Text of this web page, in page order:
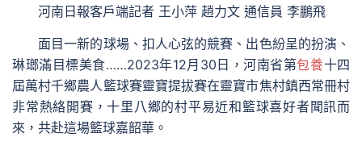
河南日報客戶端記者 王小萍 趙力文 通信員 李鵬飛
面目一新的球場、扣人心弦的競賽、出色紛呈的扮演、
琳瑯滿目標美食……2023年12月30日，河南省第包養十四
屆萬村千鄉農人籃球賽靈寶提拔賽在靈寶市焦村鎮西常冊村
非常熱絡開賽，十里八鄉的村平易近和籃球喜好者聞訊而
來，共赴這場籃球嘉韶華。